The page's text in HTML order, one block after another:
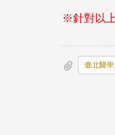
※針對以